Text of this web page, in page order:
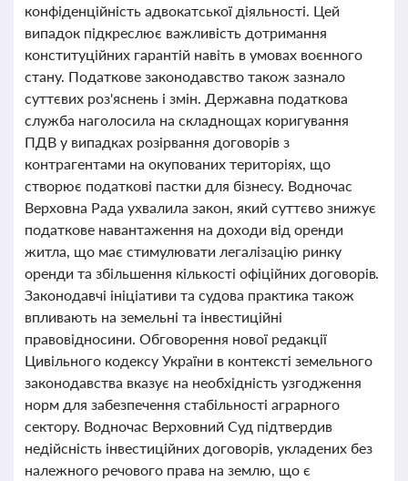
конфіденційність адвокатської діяльності. Цей
випадок підкреслює важливість дотримання
конституційних гарантій навіть в умовах воєнного
стану. Податкове законодавство також зазнало
суттєвих роз'яснень і змін. Державна податкова
служба наголосила на складнощах коригування
ПДВ у випадках розірвання договорів з
контрагентами на окупованих територіях, що
створює податкові пастки для бізнесу. Водночас
Верховна Рада ухвалила закон, який суттєво знижує
податкове навантаження на доходи від оренди
житла, що має стимулювати легалізацію ринку
оренди та збільшення кількості офіційних договорів.
Законодавчі ініціативи та судова практика також
впливають на земельні та інвестиційні
правовідносини. Обговорення нової редакції
Цивільного кодексу України в контексті земельного
законодавства вказує на необхідність узгодження
норм для забезпечення стабільності аграрного
сектору. Водночас Верховний Суд підтвердив
недійсність інвестиційних договорів, укладених без
належного речового права на землю, що є